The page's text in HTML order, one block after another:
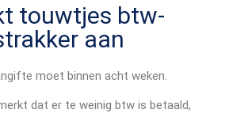
touwtjes btw-
aan
moet binnen acht weken.
dat er te weinig btw is betaald,